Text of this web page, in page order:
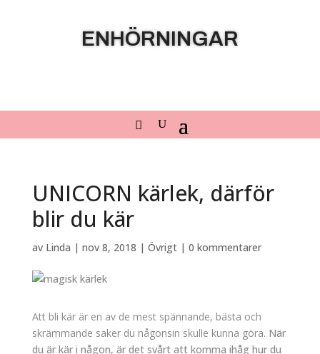
ENHÖRNINGAR
UNICORN kärlek, därför
blir du kär
av Linda | nov 8, 2018 | Övrigt| 0 kommentarer
Att bli kär är en av de mest spännande, bästa och
skrämmande saker du någonsin skulle kunna göra. När
du är kär i någon, är det svårt att komma ihåg hur du